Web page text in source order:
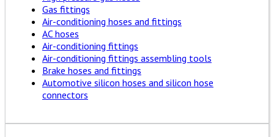
Gas fittings
Air-conditioning hoses and fittings
AC hoses
Air-conditioning fittings
Air-conditioning fittings assembling tools
Brake hoses and fittings
Automotive silicon hoses and silicon hose
connectors